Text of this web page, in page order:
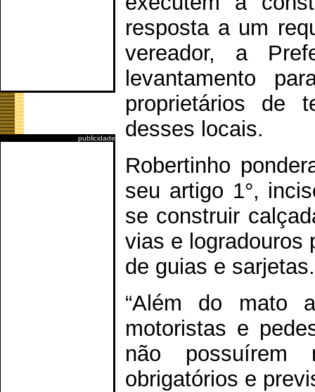
publicidade
resposta a um
vereador, a
levantamento
proprietários de
desses locais.
Robertinho
seu artigo 1°,
se construir
vias e logradouros
de guias e sarjetas.
“Além do mato
motoristas e
não possuírem
obrigatórios e